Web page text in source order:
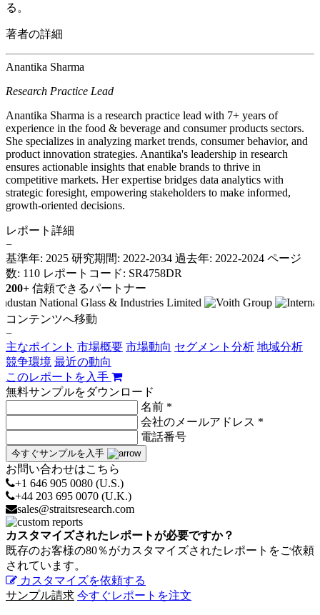
る。
著者の詳細
Anantika Sharma
Research Practice Lead
Anantika Sharma is a research practice lead with 7+ years of
experience in the food & beverage and consumer products sectors.
She specializes in analyzing market trends, consumer behavior, and
product innovation strategies. Anantika's leadership in research
ensures actionable insights that enable brands to thrive in
competitive markets. Her expertise bridges data analytics with
strategic foresight, empowering stakeholders to make informed,
growth-oriented decisions.
レポート詳細
−
基準年: 2025 研究期間: 2022-2034 過去年: 2022-2024 ページ
数: 110 レポートコード: SR4758DR
200+ 信頼できるパートナー
コンテンツへ移動
−
主なポイント 市場概要 市場動向 セグメント分析 地域分析
競争環境 最近の動向
このレポートを入手
無料サンプルをダウンロード
名前 *
会社のメールアドレス *
電話番号
今すぐサンプルを入手
お問い合わせはこちら
+1 646 905 0080 (U.S.)
+44 203 695 0070 (U.K.)
sales@straitsresearch.com
カスタマイズされたレポートが必要ですか？
既存のお客様の80％がカスタマイズされたレポートをご依頼
されています。
カスタマイズを依頼する
サンプル請求 今すぐレポートを注文